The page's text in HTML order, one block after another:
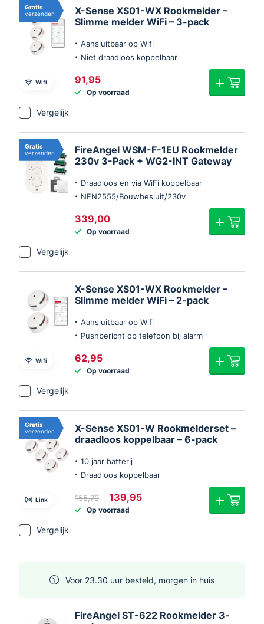
Wifi
Gratis
verzenden
X-Sense XS01-WX Rookmelder –
Slimme melder WiFi – 3-pack
Aansluitbaar op Wifi
Niet draadloos koppelbaar
91,95
Op voorraad
Vergelijk
Gratis
verzenden
FireAngel WSM-F-1EU Rookmelder
230v 3-Pack + WG2-INT Gateway
Draadloos en via WiFi koppelbaar
NEN2555/Bouwbesluit/230v
339,00
Op voorraad
Vergelijk
Wifi
X-Sense XS01-WX Rookmelder –
Slimme melder WiFi – 2-pack
Aansluitbaar op Wifi
Pushbericht op telefoon bij alarm
62,95
Op voorraad
Vergelijk
Link
Gratis
verzenden
X-Sense XS01-W Rookmelderset –
draadloos koppelbaar – 6-pack
10 jaar batterij
Draadloos koppelbaar
155,70
Oorspronkelijke
prijs
was:
139,95
Op voorraad
Vergelijk
Voor 23.30 uur besteld, morgen in huis
FireAngel ST-622 Rookmelder 3-